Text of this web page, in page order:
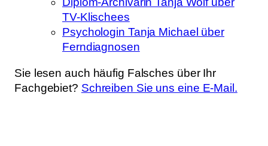
TV-Klischees
Psychologin Tanja Michael über
Ferndiagnosen
Sie lesen auch häufig Falsches über Ihr
Fachgebiet? Schreiben Sie uns eine E-Mail.